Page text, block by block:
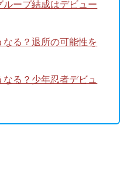
ープ結成はデビュー
る？退所の可能性を
る？少年忍者デビュ